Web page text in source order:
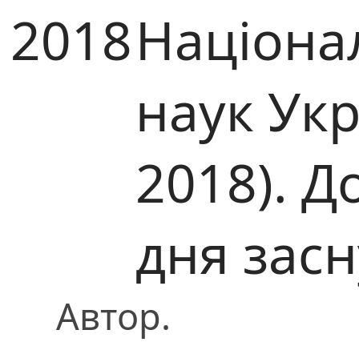
2018
наук
2018).
дня
Автор.